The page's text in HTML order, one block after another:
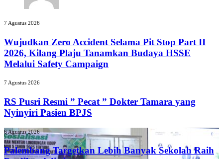
Wujudkan
Accident
Selama
Pit
Stop
II
Kilang
Plaju
Budaya
HSSE
Melalui
Safety
7 Agustus 2026
Wujudkan Zero Accident Selama Pit Stop Part II
2026, Kilang Plaju Tanamkan Budaya HSSE
Melalui Safety Campaign
RS
Resmi
”
Pecat
”
Dokter
Tamara
yang
7 Agustus 2026
RS Pusri Resmi ” Pecat ” Dokter Tamara yang
Nyinyiri Pasien BPJS
Palembang
Targetkan
Lebih
6 Agustus 2026
Palembang Targetkan Lebih Banyak Sekolah Raih